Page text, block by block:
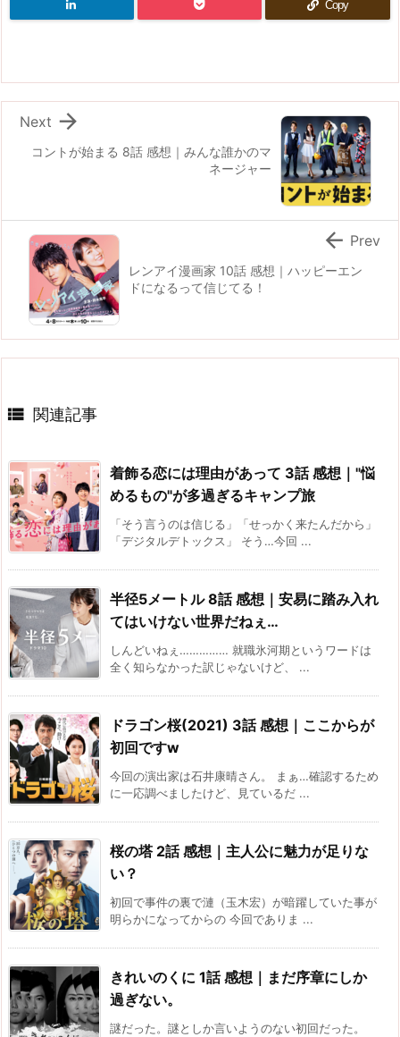
Copy
コントが始まる 8話 感想｜みんな誰かのマ
ネージャー

Next
レンアイ漫画家 10話 感想｜ハッピーエン
ドになるって信じてる！
 Prev
 関連記事
着飾る恋には理由があって 3話 感想｜"悩
めるもの"が多過ぎるキャンプ旅
「そう言うのは信じる」「せっかく来たんだから」
「デジタルデトックス」 そう…今回 ...
半径5メートル 8話 感想｜安易に踏み入れ
てはいけない世界だねぇ…
しんどいねぇ…………… 就職氷河期というワードは
全く知らなかった訳じゃないけど、 ...
ドラゴン桜(2021) 3話 感想｜ここからが
初回ですw
今回の演出家は石井康晴さん。 まぁ…確認するため
に一応調べましたけど、見ているだ ...
桜の塔 2話 感想｜主人公に魅力が足りな
い？
初回で事件の裏で漣（玉木宏）が暗躍していた事が
明らかになってからの 今回でありま ...
きれいのくに 1話 感想｜まだ序章にしか
過ぎない。
謎だった。謎としか言いようのない初回だった。